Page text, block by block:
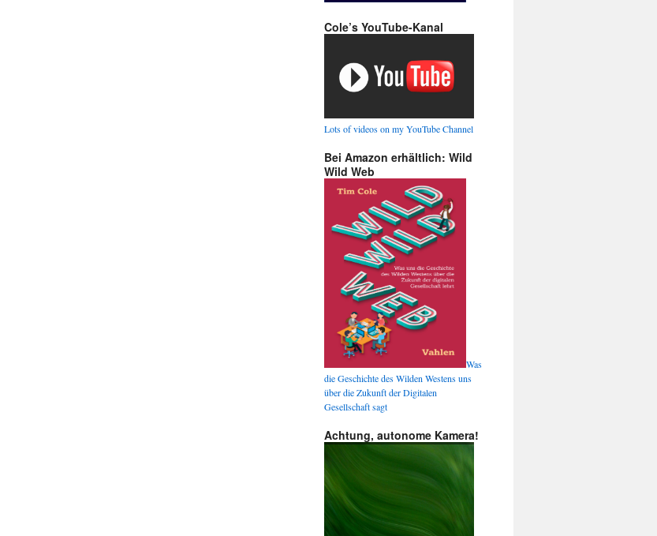
Cole’s YouTube-Kanal
Lots of videos on my YouTube Channel
Bei Amazon erhältlich: Wild
Wild Web
Was
die Geschichte des Wilden Westens uns
über die Zukunft der Digitalen
Gesellschaft sagt
Achtung, autonome Kamera!